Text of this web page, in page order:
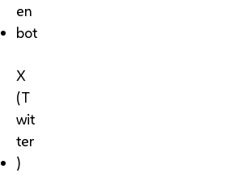
en
bot
X
(T
wit
ter
)